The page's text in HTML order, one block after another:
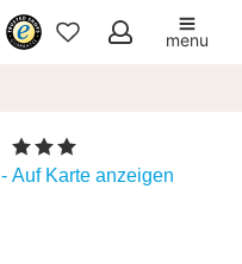
Meine
menu
, 3 Sterne
- Auf Karte anzeigen